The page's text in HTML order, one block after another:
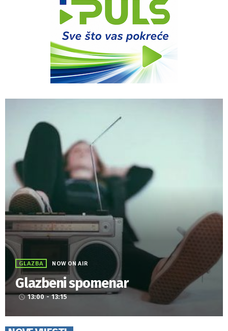
GLAZBA NOW ON AIR
Glazbeni spomenar
access_time 13:00 - 13:15